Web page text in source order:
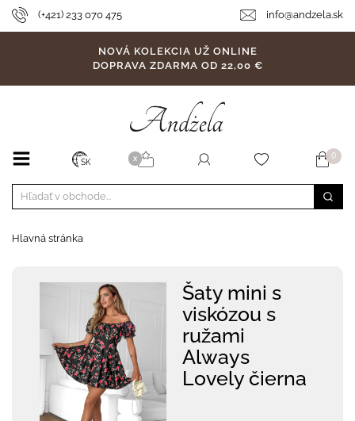
(+421) 233 070 475 info@andzela.sk
NOVÁ KOLEKCIA UŽ ONLINE
DOPRAVA ZDARMA OD 22,00 €
SK X 0
Hlavná stránka
Šaty mini s
viskózou s
ružami
Always
Lovely čierna